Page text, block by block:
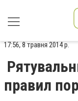
17:56, 8 травня 2014 р.
правил